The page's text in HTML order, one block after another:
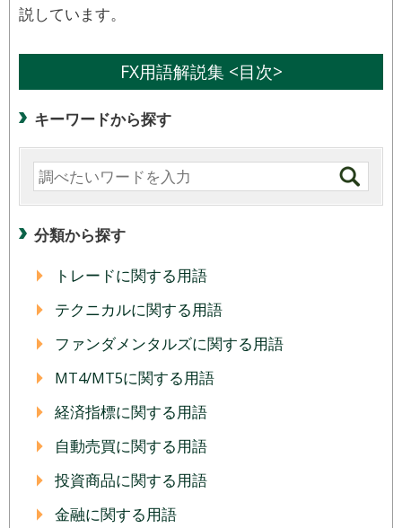
説しています。
FX用語解説集 <目次>
キーワードから探す
分類から探す
トレードに関する用語
テクニカルに関する用語
ファンダメンタルズに関する用語
MT4/MT5に関する用語
経済指標に関する用語
自動売買に関する用語
投資商品に関する用語
金融に関する用語